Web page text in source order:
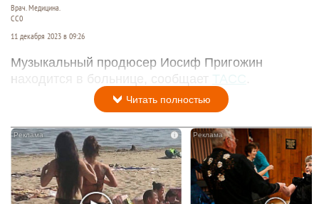
Врач. Медицина.
CC0
11 декабря 2023 в 09:26
Музыкальный продюсер Иосиф Пригожин
находится в больнице, сообщает ТАСС
Читать полностью
i